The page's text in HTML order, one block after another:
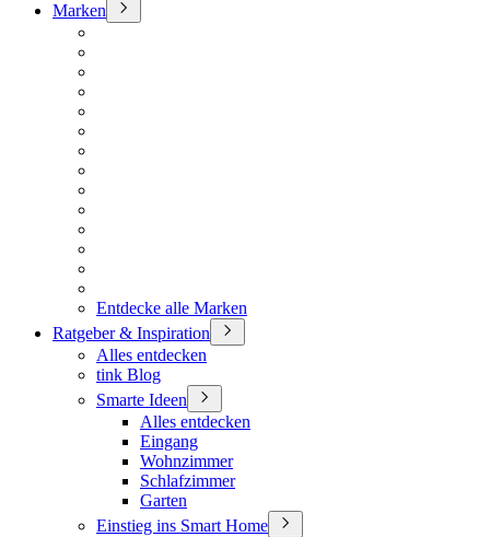
Marken
Entdecke alle Marken
Ratgeber & Inspiration
Alles entdecken
tink Blog
Smarte Ideen
Alles entdecken
Eingang
Wohnzimmer
Schlafzimmer
Garten
Einstieg ins Smart Home